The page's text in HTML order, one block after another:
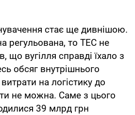
стає ще дивнішою.
регульована, то ТЕС не
що вугілля справді їхало з
обсяг внутрішнього
на логістику до
не можна. Саме з цього
39 млрд грн